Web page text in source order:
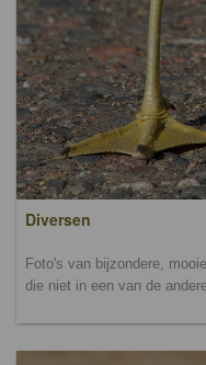
Diversen
Foto's van bijzondere,
die niet in een van de